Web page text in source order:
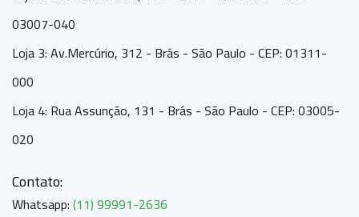
03007-040
Loja 3: Av.Mercúrio, 312 - Brás - São Paulo - CEP: 01311-
000
Loja 4: Rua Assunção, 131 - Brás - São Paulo - CEP: 03005-
020
Contato:
Whatsapp:(11) 99991-2636